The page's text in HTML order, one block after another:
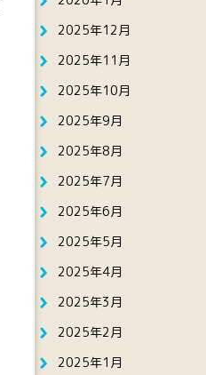
2025年12月
2025年11月
2025年10月
2025年9月
2025年8月
2025年7月
2025年6月
2025年5月
2025年4月
2025年3月
2025年2月
2025年1月